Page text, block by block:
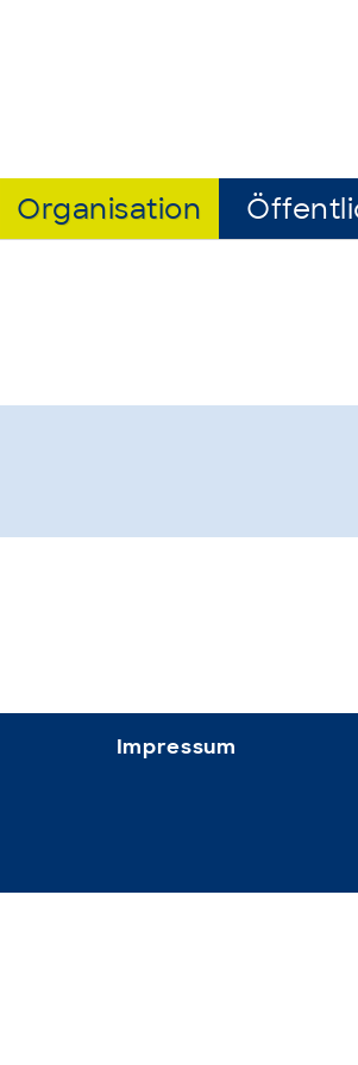
Organisation
Impressum